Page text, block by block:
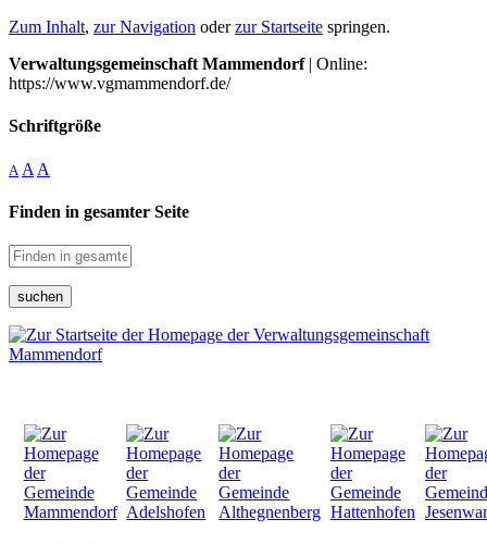
Zum Inhalt, zur Navigation oderzur Startseite springen.
Verwaltungsgemeinschaft Mammendorf| Online:
https://www.vgmammendorf.de/
Schriftgröße
A A A
Finden in gesamter Seite
suchen